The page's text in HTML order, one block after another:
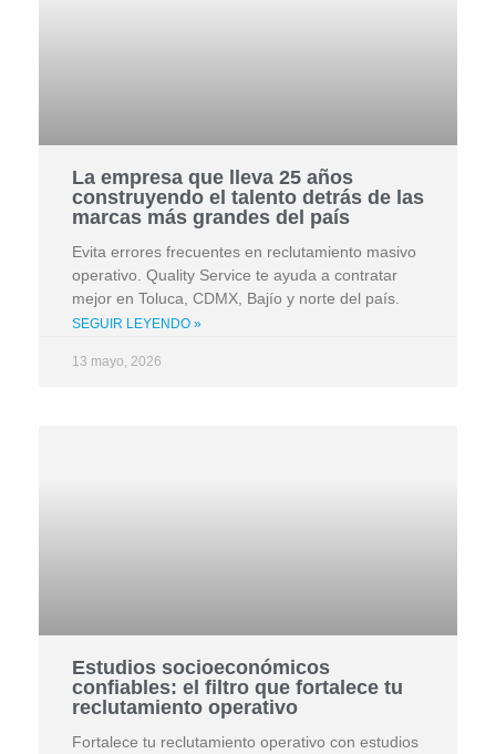
La empresa que lleva 25 años
construyendo el talento detrás de las
marcas más grandes del país
Evita errores frecuentes en reclutamiento masivo
operativo. Quality Service te ayuda a contratar
mejor en Toluca, CDMX, Bajío y norte del país.
SEGUIR LEYENDO »
13 mayo, 2026
Estudios socioeconómicos
confiables: el filtro que fortalece tu
reclutamiento operativo
Fortalece tu reclutamiento operativo con estudios